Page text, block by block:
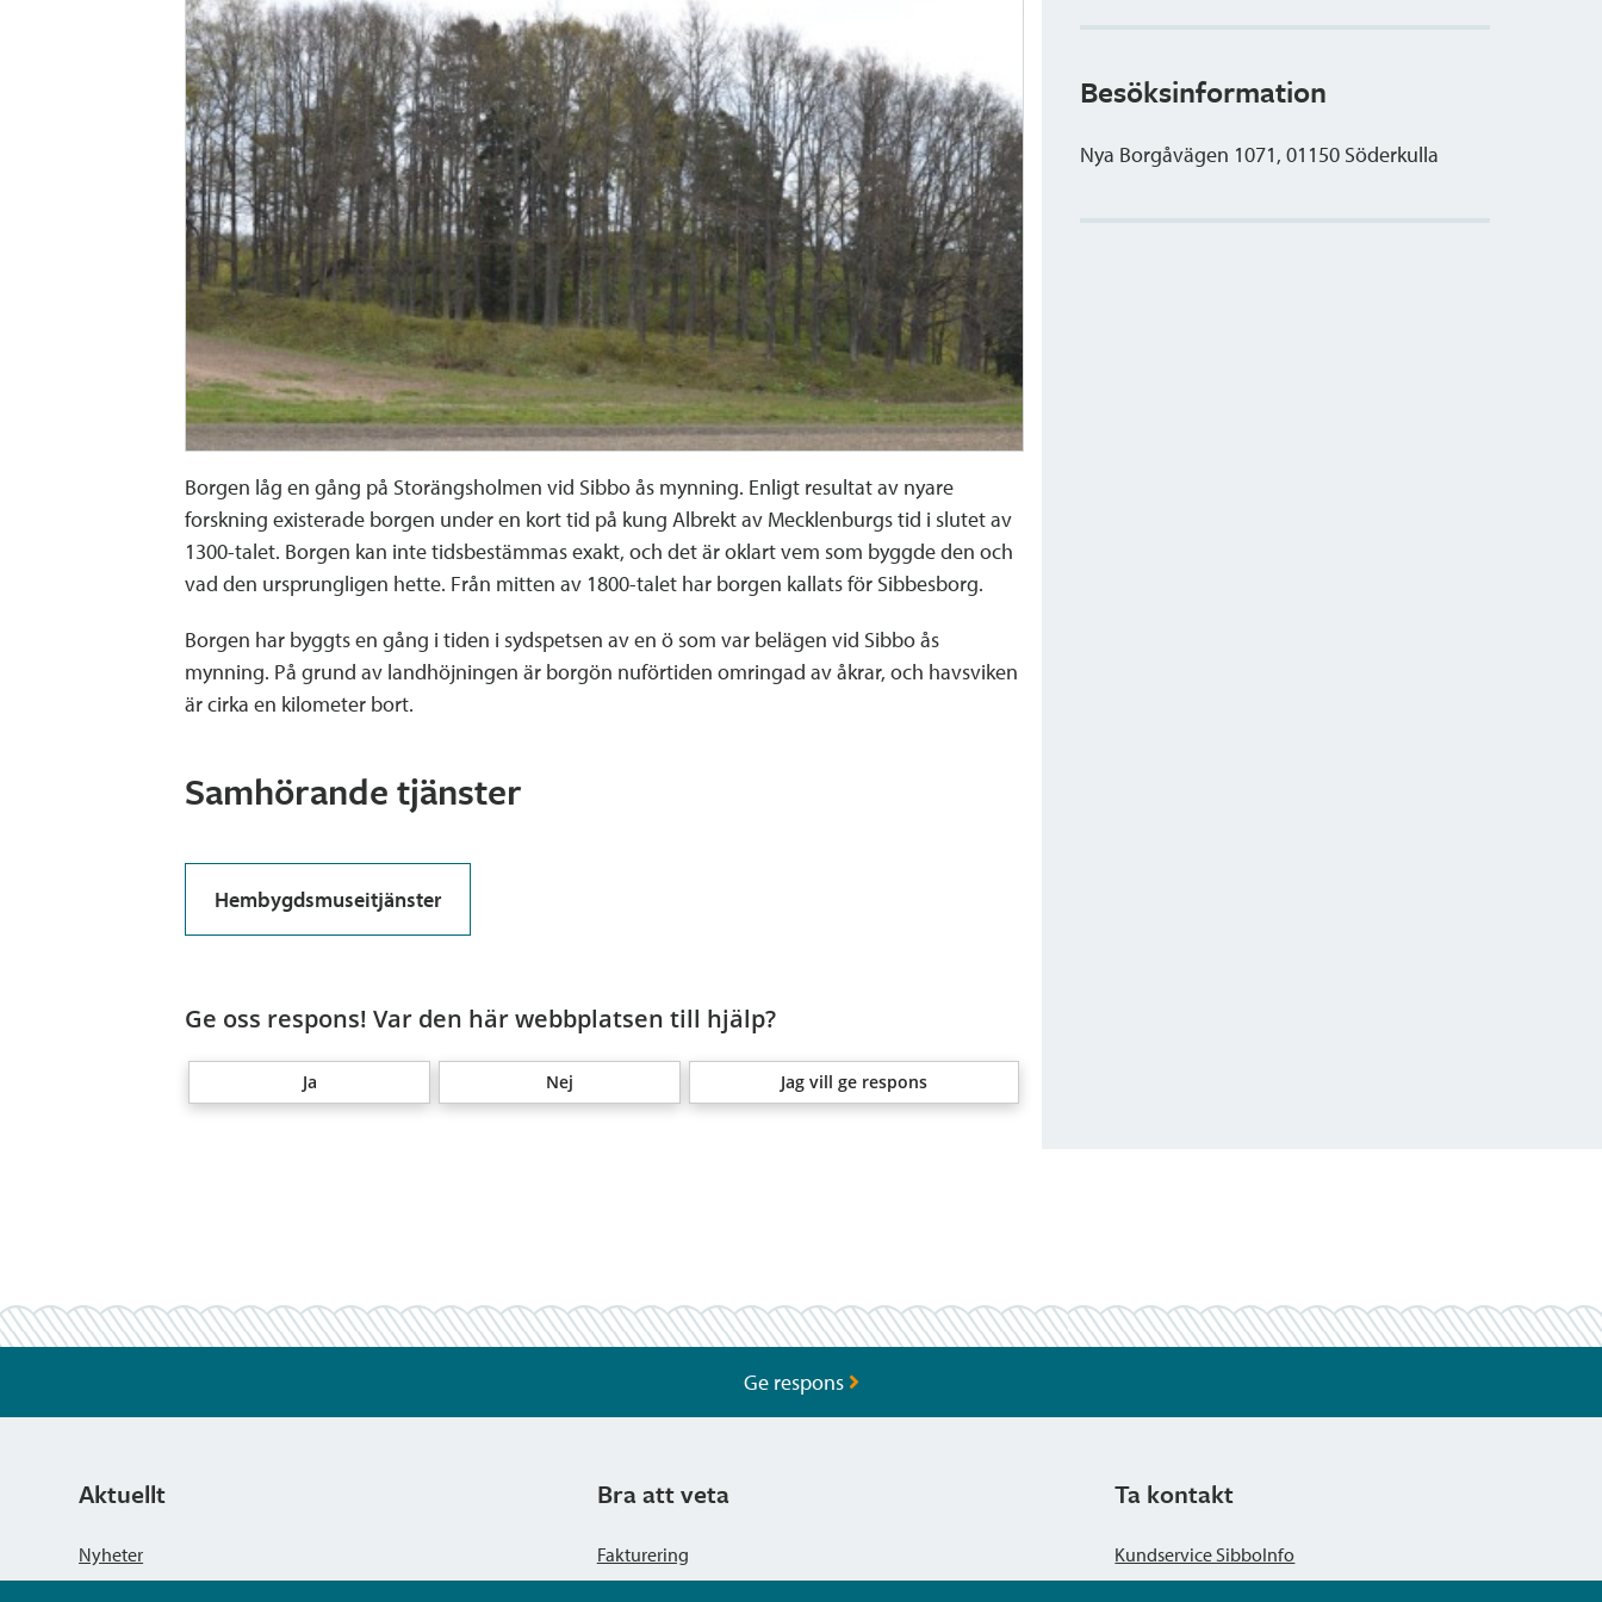
Borgen låg en gång på Storängsholmen vid Sibbo ås mynning. Enligt resultat av nyare
forskning existerade borgen under en kort tid på kung Albrekt av Mecklenburgs tid i slutet av
1300-talet. Borgen kan inte tidsbestämmas exakt, och det är oklart vem som byggde den och
vad den ursprungligen hette. Från mitten av 1800-talet har borgen kallats för Sibbesborg.
Borgen har byggts en gång i tiden i sydspetsen av en ö som var belägen vid Sibbo ås
mynning. På grund av landhöjningen är borgön nuförtiden omringad av åkrar, och havsviken
är cirka en kilometer bort.
Samhörande tjänster
Hembygdsmuseitjänster
Ge oss respons! Var den här webbplatsen till hjälp?
Ja Nej Jag vill ge respons
Besöksinformation
Nya Borgåvägen 1071, 01150 Söderkulla
Ge respons
Aktuellt
Nyheter
Bra att veta
Fakturering
Ta kontakt
Kundservice SibboInfo